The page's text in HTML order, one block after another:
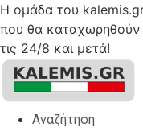
Η ομάδα του kalemis.gr
που θα
τις 24/8 και μετά!
Skip
content
Αναζήτηση